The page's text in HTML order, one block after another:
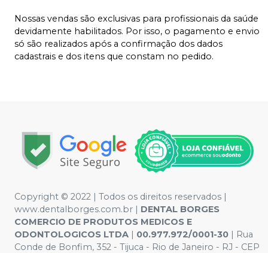
Nossas vendas são exclusivas para profissionais da saúde
devidamente habilitados. Por isso, o pagamento e envio
só são realizados após a confirmação dos dados
cadastrais e dos itens que constam no pedido.
Copyright © 2022 | Todos os direitos reservados |
www.dentalborges.com.br | DENTAL BORGES
COMERCIO DE PRODUTOS MEDICOS E
ODONTOLOGICOS LTDA | 00.977.972/0001-30 | Rua
Conde de Bonfim, 352 - Tijuca - Rio de Janeiro - RJ - CEP